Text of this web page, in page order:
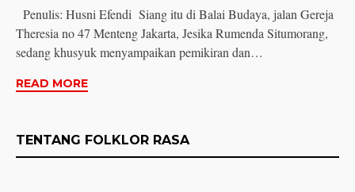
Penulis: Husni Efendi Siang itu di Balai Budaya, jalan Gereja
Theresia no 47 Menteng Jakarta, Jesika Rumenda Situmorang,
sedang khusyuk menyampaikan pemikiran dan…
READ MORE
TENTANG FOLKLOR RASA